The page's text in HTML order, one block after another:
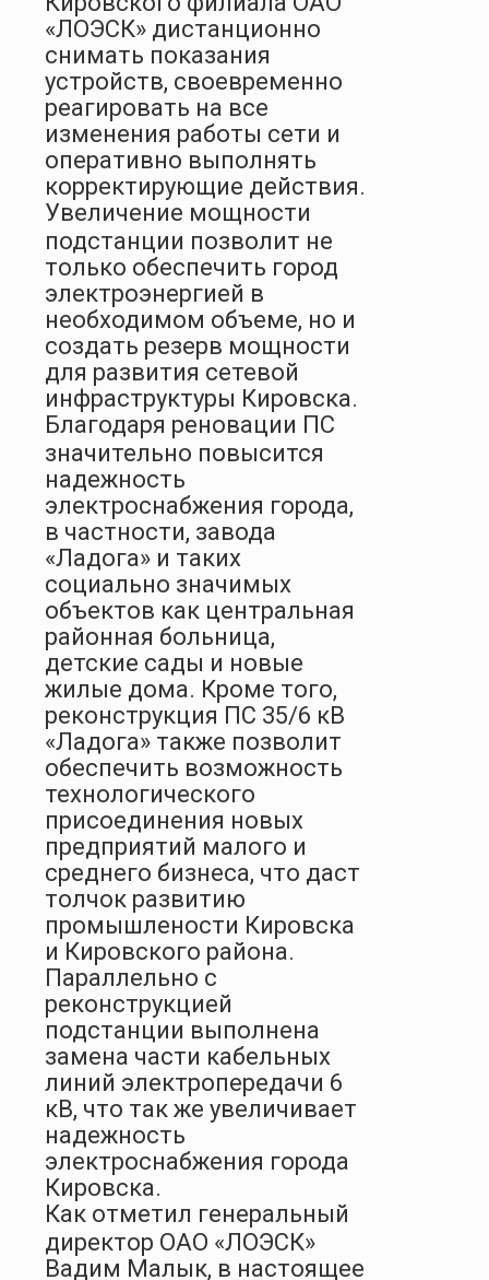
«ЛОЭСК» дистанционно
снимать показания
устройств, своевременно
реагировать на все
изменения работы сети и
оперативно выполнять
корректирующие действия.
Увеличение мощности
подстанции позволит не
только обеспечить город
электроэнергией в
необходимом объеме, но и
создать резерв мощности
для развития сетевой
инфраструктуры Кировска.
Благодаря реновации ПС
значительно повысится
надежность
электроснабжения города,
в частности, завода
«Ладога» и таких
социально значимых
объектов как центральная
районная больница,
детские сады и новые
жилые дома. Кроме того,
реконструкция ПС 35/6 кВ
«Ладога» также позволит
обеспечить возможность
технологического
присоединения новых
предприятий малого и
среднего бизнеса, что даст
толчок развитию
промышлености Кировска
и Кировского района.
Параллельно с
реконструкцией
подстанции выполнена
замена части кабельных
линий электропередачи 6
кВ, что так же увеличивает
надежность
электроснабжения города
Кировска.
Как отметил генеральный
директор ОАО «ЛОЭСК»
Вадим Малык, в настоящее